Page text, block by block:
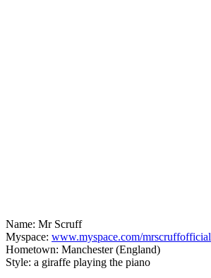
Name: Mr Scruff
Myspace: www.myspace.com/mrscruffofficial
Hometown: Manchester (England)
Style: a giraffe playing the piano